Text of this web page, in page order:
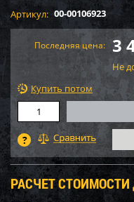
Артикул: 00-00106923
Последняя цена: 3
Не
Купить потом
РАСЧЕТ